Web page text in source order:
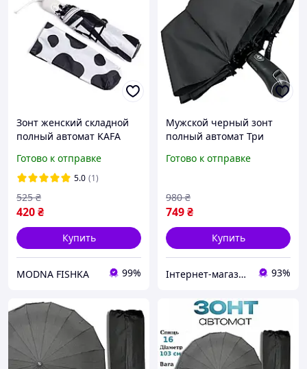
Зонт женский складной
полный автомат KAFA
УФ-защита (3323)
Готово к отправке
5.0 (1)
420₴
525 ₴
Купить
MODNA FISHKA 99%
Мужской черный зонт
полный автомат Три
тройных спиц 07563-1 top
Готово к отправке
749₴
980 ₴
Купить
Інтернет-магазин Твій Вибір 93%